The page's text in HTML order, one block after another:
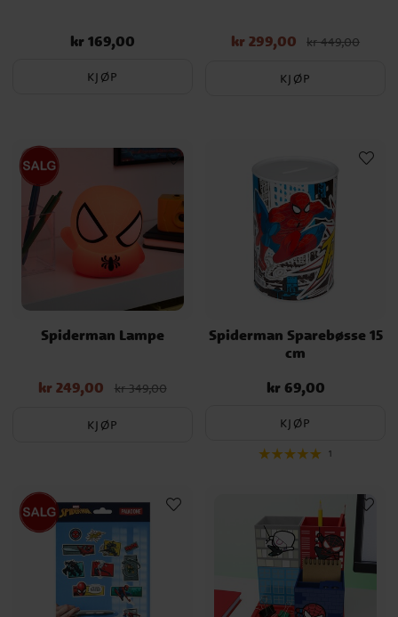
Pris :kr 169,00
kr 169,00
KJØP
Nåværende pris:
Opprinnelig pris
kr 299,00 kr 449,00
KJØP
Spiderman Lampe
Nåværende pris:
Opprinnelig pris
kr 249,00 kr 349,00
KJØP
Spiderman Sparebøsse 15
cm
Pris:kr 69,00
kr 69,00
KJØP
1